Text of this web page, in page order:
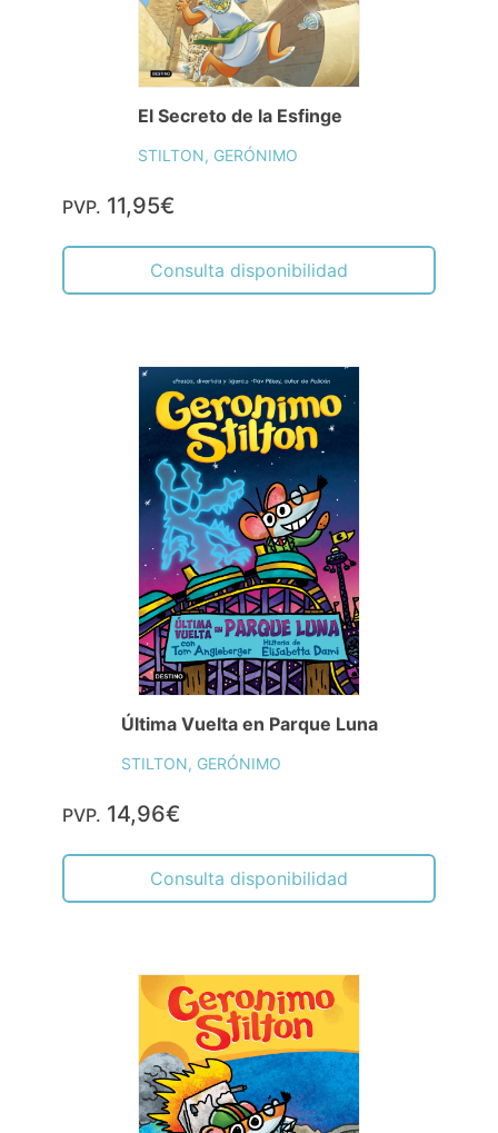
El Secreto de la Esfinge
STILTON, GERÓNIMO
PVP. 11,95€
Consulta disponibilidad
Última Vuelta en Parque Luna
STILTON, GERÓNIMO
PVP. 14,96€
Consulta disponibilidad